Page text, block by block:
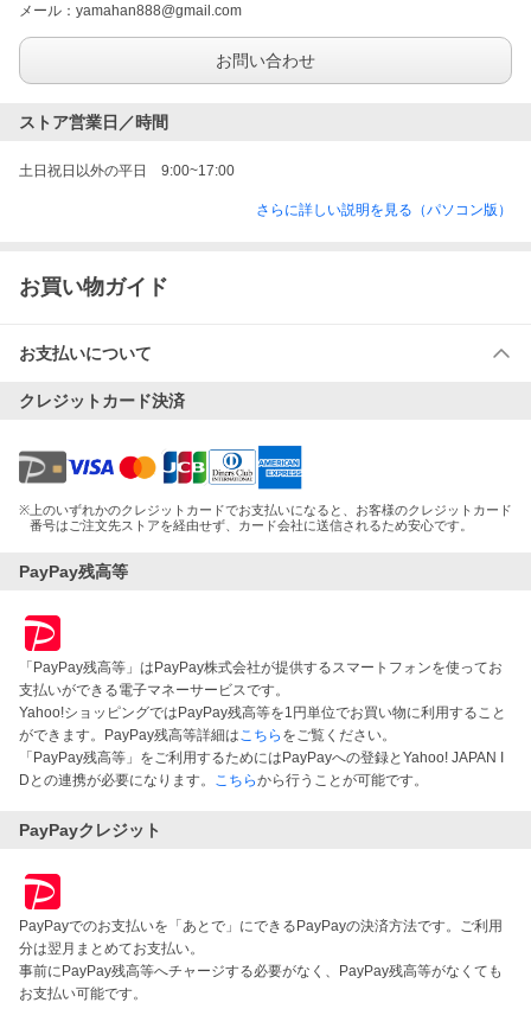
メール： yamahan888@gmail.com
お問い合わせ
ストア営業日／時間
土日祝日以外の平日　9:00~17:00
さらに詳しい説明を見る（パソコン版）
お買い物ガイド
お支払いについて
クレジットカード決済
※ 上のいずれかのクレジットカードでお支払いになると、お客様のクレジットカード
番号はご注文先ストアを経由せず、カード会社に送信されるため安心です。
PayPay残高等
「PayPay残高等」はPayPay株式会社が提供するスマートフォンを使ってお
支払いができる電子マネーサービスです。
Yahoo!ショッピングではPayPay残高等を1円単位でお買い物に利用すること
ができます。PayPay残高等詳細は こちら をご覧ください。
「PayPay残高等」をご利用するためにはPayPayへの登録とYahoo! JAPAN I
Dとの連携が必要になります。
こちらから行うことが可能です。
PayPayクレジット
PayPayでのお支払いを「あとで」にできるPayPayの決済方法です。ご利用
分は翌月まとめてお支払い。
事前にPayPay残高等へチャージする必要がなく、PayPay残高等がなくても
お支払い可能です。